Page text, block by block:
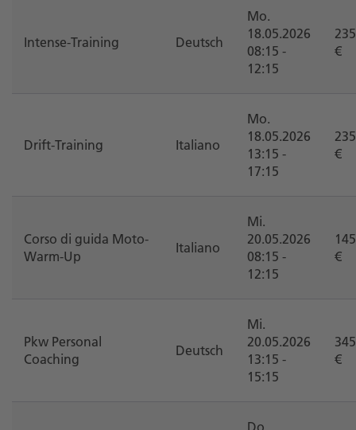
Intense-Training Deutsch
Mo.
18.05.2026
08:15 -
12:15
235
€
Drift-Training Italiano
Mo.
18.05.2026
13:15 -
17:15
235
€
Corso di guida Moto-
Warm-Up
Italiano
Mi.
20.05.2026
08:15 -
12:15
145
€
Pkw Personal
Coaching
Deutsch
Mi.
20.05.2026
13:15 -
15:15
345
€
Do.